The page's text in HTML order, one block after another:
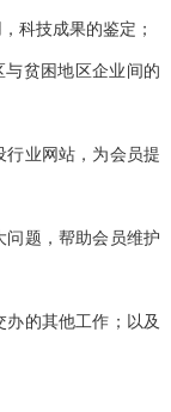
科技成果的鉴定；
贫困地区企业间的
行业网站，为会员提
问题，帮助会员维护
的其他工作；以及